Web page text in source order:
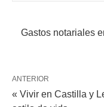
Gastos notariales
ANTERIOR
« Vivir en Castilla y